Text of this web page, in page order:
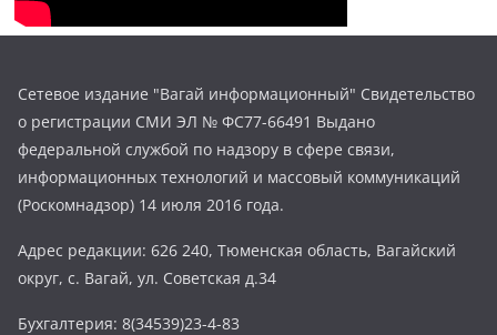
Сетевое издание "Вагай информационный" Свидетельство
о регистрации СМИ ЭЛ № ФС77-66491 Выдано
федеральной службой по надзору в сфере связи,
информационных технологий и массовый коммуникаций
(Роскомнадзор) 14 июля 2016 года.
Адрес редакции: 626 240, Тюменская область, Вагайский
округ, с. Вагай, ул. Советская д.34
Бухгалтерия: 8(34539)23-4-83